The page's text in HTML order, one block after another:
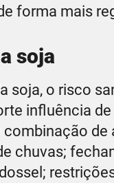
forma mais
soja
soja, o risco
influência de
de
chuvas;